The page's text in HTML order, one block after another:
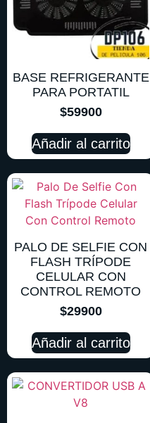
BASE REFRIGERANTE
PARA PORTATIL
$59900
Añadir al carrito
PALO DE SELFIE CON
FLASH TRÍPODE
CELULAR CON
CONTROL REMOTO
$29900
Añadir al carrito